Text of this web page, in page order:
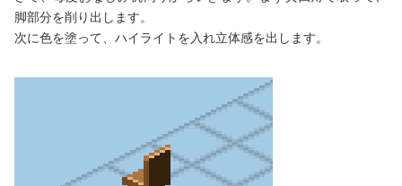
脚部分を削り出します。
次に色を塗って、ハイライトを入れ立体感を出します。